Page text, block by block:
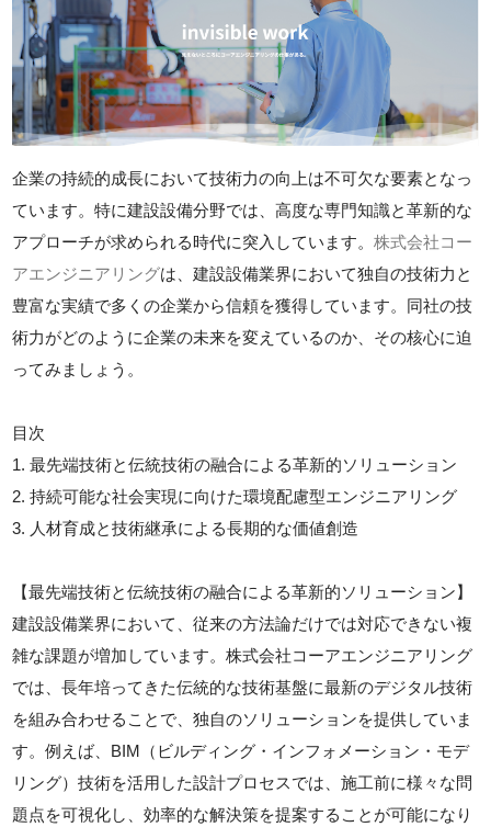
企業の持続的成長において技術力の向上は不可欠な要素となっ
ています。特に建設設備分野では、高度な専門知識と革新的な
アプローチが求められる時代に突入しています。株式会社コー
アエンジニアリングは、建設設備業界において独自の技術力と
豊富な実績で多くの企業から信頼を獲得しています。同社の技
術力がどのように企業の未来を変えているのか、その核心に迫
ってみましょう。
目次
1. 最先端技術と伝統技術の融合による革新的ソリューション
2. 持続可能な社会実現に向けた環境配慮型エンジニアリング
3. 人材育成と技術継承による長期的な価値創造
【最先端技術と伝統技術の融合による革新的ソリューション】
建設設備業界において、従来の方法論だけでは対応できない複
雑な課題が増加しています。株式会社コーアエンジニアリング
では、長年培ってきた伝統的な技術基盤に最新のデジタル技術
を組み合わせることで、独自のソリューションを提供していま
す。例えば、BIM（ビルディング・インフォメーション・モデ
リング）技術を活用した設計プロセスでは、施工前に様々な問
題点を可視化し、効率的な解決策を提案することが可能になり